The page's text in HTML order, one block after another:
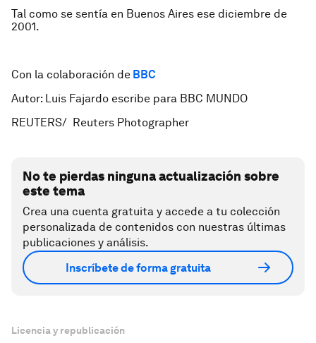
Tal como se sentía en Buenos Aires ese diciembre de
2001.
Con la colaboración de BBC
Autor: Luis Fajardo escribe para BBC MUNDO
REUTERS/ Reuters Photographer
No te pierdas ninguna actualización sobre
este tema
Crea una cuenta gratuita y accede a tu colección
personalizada de contenidos con nuestras últimas
publicaciones y análisis.
Inscríbete de forma gratuita
Licencia y republicación